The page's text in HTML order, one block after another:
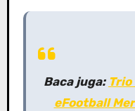
Baca juga:
eFootball